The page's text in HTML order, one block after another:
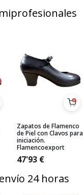
Zapatos de Flamenco
de Piel con Clavos para
iniciación.
Flamencoexport
47'93 €
24 horas